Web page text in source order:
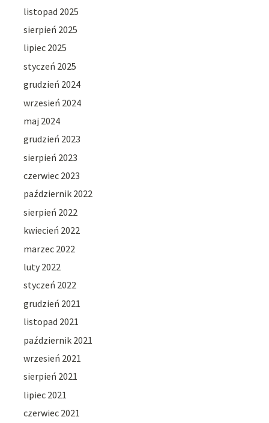
listopad 2025
sierpień 2025
lipiec 2025
styczeń 2025
grudzień 2024
wrzesień 2024
maj 2024
grudzień 2023
sierpień 2023
czerwiec 2023
październik 2022
sierpień 2022
kwiecień 2022
marzec 2022
luty 2022
styczeń 2022
grudzień 2021
listopad 2021
październik 2021
wrzesień 2021
sierpień 2021
lipiec 2021
czerwiec 2021